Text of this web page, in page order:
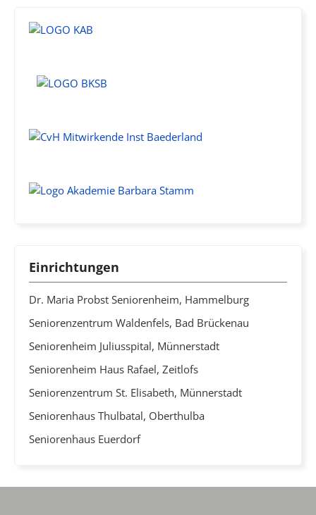
Einrichtungen
Dr. Maria Probst Seniorenheim, Hammelburg
Seniorenzentrum Waldenfels, Bad Brückenau
Seniorenheim Juliusspital, Münnerstadt
Seniorenheim Haus Rafael, Zeitlofs
Seniorenzentrum St. Elisabeth, Münnerstadt
Seniorenhaus Thulbatal, Oberthulba
Seniorenhaus Euerdorf